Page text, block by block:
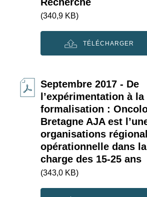
(340,9 KB)
TÉLÉCHARGER
Septembre 2017 - De
l’expérimentation à la
formalisation :
Bretagne AJA est
organisations
opérationnelle dans
charge des 15-25 ans
(343,0 KB)